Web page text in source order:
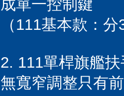
成單一控制鍵
（111基本款：
2. 111單桿旗艦
無寬窄調整只有